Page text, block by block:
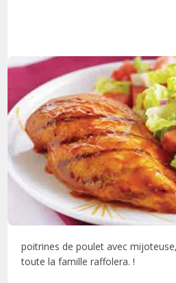
poitrines de poulet avec
toute la famille raffolera. !